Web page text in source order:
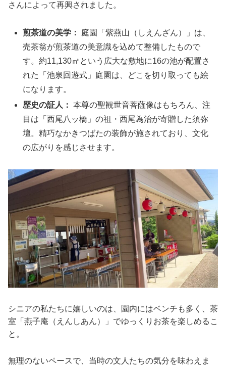
さんによって再興されました。
煎茶道の美学：
庭園「紫燕山（しえんざん）」は、
売茶翁が煎茶道の美意識を込めて整備したもので
す。約11,130㎡という広大な敷地に16の池が配置さ
れた「池泉回遊式」庭園は、どこを切り取っても絵
になります。
歴史の証人： 本尊の聖観世音菩薩像はもちろん、注
目は「西尾八ッ橋」の祖・西尾為治が寄贈した須弥
壇。精巧なかきつばたの装飾が施されており、文化
の広がりを感じさせます。
シニアの私たちに嬉しいのは、園内にはベンチも多く、茶
室「燕子庵（えんしあん）」でゆっくりお茶を楽しめるこ
と。
無理のないペースで、当時の文人たちの気分を味わえま